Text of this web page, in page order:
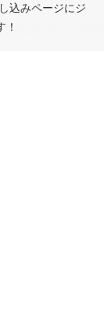
込みページにジ
！